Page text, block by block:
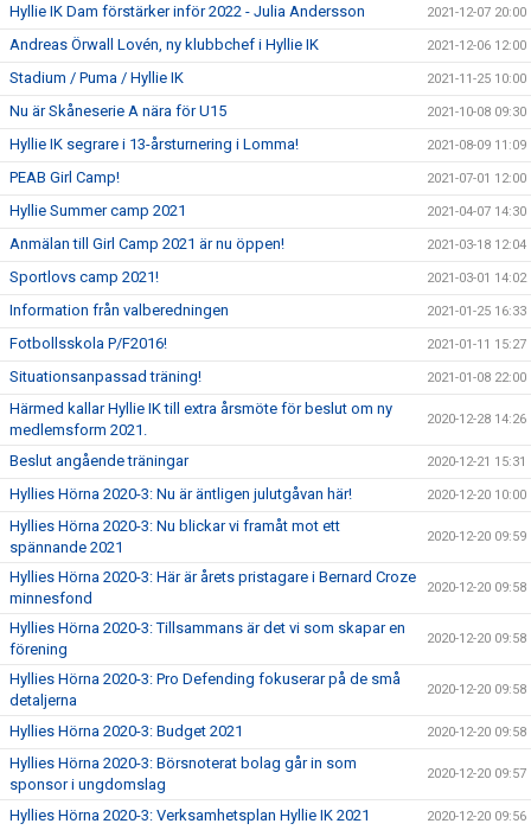
Hyllie IK Dam förstärker inför 2022 - Julia Andersson 2021-12-07 20:00
Andreas Örwall Lovén, ny klubbchef i Hyllie IK 2021-12-06 12:00
Stadium / Puma / Hyllie IK 2021-11-25 10:00
Nu är Skåneserie A nära för U15 2021-10-08 09:30
Hyllie IK segrare i 13-årsturnering i Lomma! 2021-08-09 11:09
PEAB Girl Camp! 2021-07-01 12:00
Hyllie Summer camp 2021 2021-04-07 14:30
Anmälan till Girl Camp 2021 är nu öppen! 2021-03-18 12:04
Sportlovs camp 2021! 2021-03-01 14:02
Information från valberedningen 2021-01-25 16:33
Fotbollsskola P/F2016! 2021-01-11 15:27
Situationsanpassad träning! 2021-01-08 22:00
Härmed kallar Hyllie IK till extra årsmöte för beslut om ny
medlemsform 2021.
2020-12-28 14:26
Beslut angående träningar 2020-12-21 15:31
Hyllies Hörna 2020-3: Nu är äntligen julutgåvan här! 2020-12-20 10:00
Hyllies Hörna 2020-3: Nu blickar vi framåt mot ett
spännande 2021
2020-12-20 09:59
Hyllies Hörna 2020-3: Här är årets pristagare i Bernard Croze
minnesfond
2020-12-20 09:58
Hyllies Hörna 2020-3: Tillsammans är det vi som skapar en
förening
2020-12-20 09:58
Hyllies Hörna 2020-3: Pro Defending fokuserar på de små
detaljerna
2020-12-20 09:58
Hyllies Hörna 2020-3: Budget 2021 2020-12-20 09:58
Hyllies Hörna 2020-3: Börsnoterat bolag går in som
sponsor i ungdomslag
2020-12-20 09:57
Hyllies Hörna 2020-3: Verksamhetsplan Hyllie IK 2021 2020-12-20 09:56